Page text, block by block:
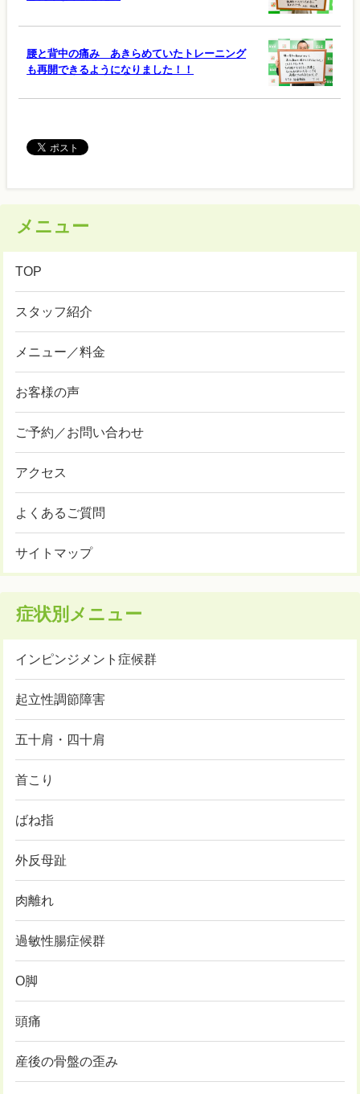
腰と背中の痛み あきらめていたトレーニング
も再開できるようになりました！！
メニュー
TOP
スタッフ紹介
メニュー／料金
お客様の声
ご予約／お問い合わせ
アクセス
よくあるご質問
サイトマップ
症状別メニュー
インピンジメント症候群
起立性調節障害
五十肩・四十肩
首こり
ばね指
外反母趾
肉離れ
過敏性腸症候群
O脚
頭痛
産後の骨盤の歪み